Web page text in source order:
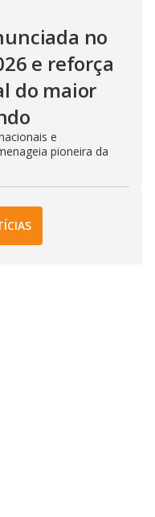
no
e reforça
do maior
e
pioneira da